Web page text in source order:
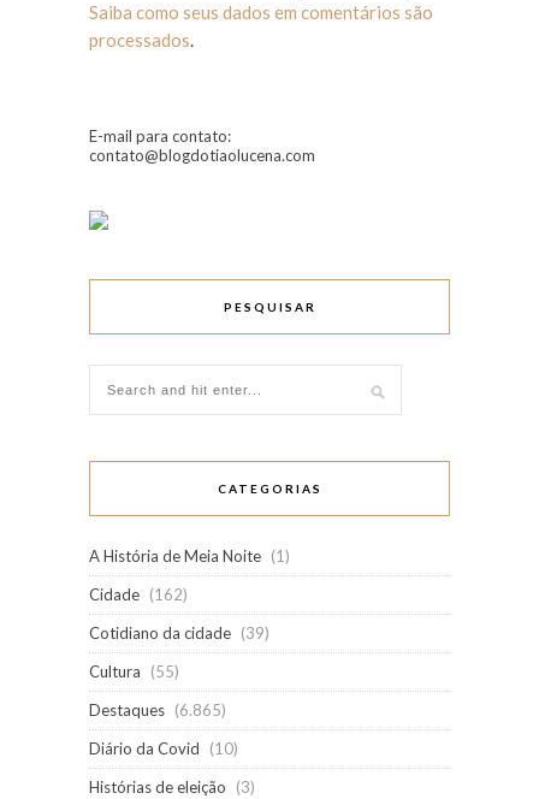
Saiba como seus dados em comentários são
processados.
E-mail para contato:
contato@blogdotiaolucena.com
PESQUISAR
CATEGORIAS
A História de Meia Noite (1)
Cidade (162)
Cotidiano da cidade (39)
Cultura
(55)
Destaques (6.865)
Diário da Covid
(10)
Histórias de eleição
(3)